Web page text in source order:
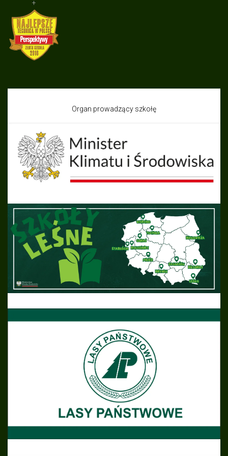
+
Organ prowadzący szkołę